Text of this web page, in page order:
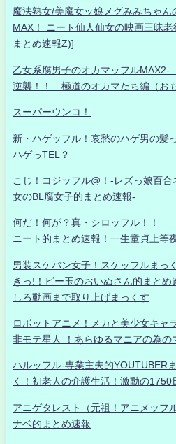
魔法熟女/美魔女ッ娘メグみみちゃ
MAX！ ニート仙人仙女の映画三昧
まとめ速報Z)]
乙女系腐男子のオカマッフル
逆襲！！ 極道のオカマたち編（お
スーパーウンコ！
新・ハゲッフル！哀愁のハゲ男の髪
ハゲっTEL？
こじ！コジッフル@！-レズっ娘百
女のBL腐女子的まとめ速報-
何だ！何が？真・シロッフル！
ニート的まとめ速報！一生童貞上等
男装スケバン女子！スケッフルまっ
きっ!！ビー玉のおいぬさん的まと
しろ動画まで取り上げまっくす
ロボットアニメ！メカと美少女キャ
非モテ星人 ！あらゆるマニアの為の
ハルッフル-専業主夫的YOUTUBER
く！初老人の介護生活！激動の1750
アニゲタレスト（元祖！アニメッ
ナベ的まとめ速報